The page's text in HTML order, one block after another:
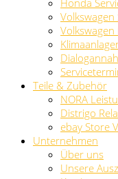
Honda
Volkswagen
Teile & Zubehör
NORA
Distrigo
ebay Store
Unternehmen
Über uns
Unsere